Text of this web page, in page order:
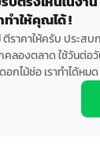
ทำให้คุณได้ !
ราคาให้ครับ ประส
ลองตลาด ใช้วันต่อ
กไม้ช่อ เราทำได้หมด